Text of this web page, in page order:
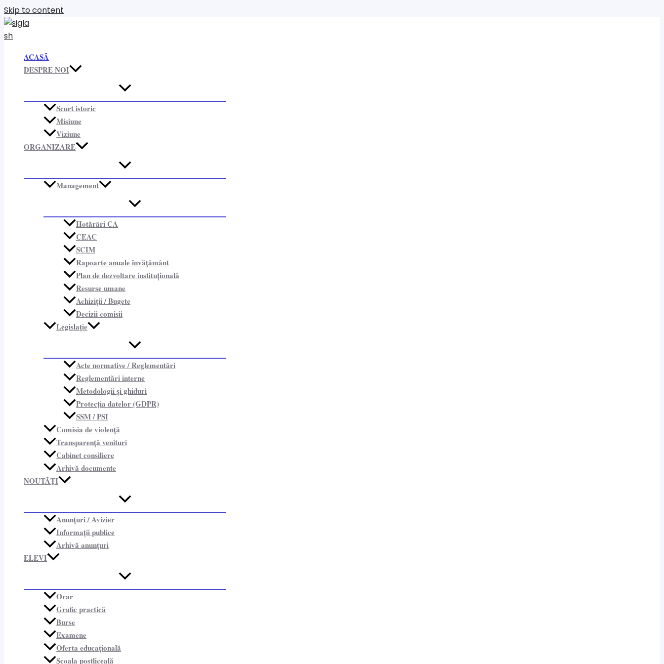
Skip to content
ACASĂ
DESPRE NOI
Scurt istoric
Misiune
Viziune
ORGANIZARE​
Management
Hotărâri CA
CEAC
SCIM
Rapoarte anuale învățământ
Plan de dezvoltare instituțională
Resurse umane
Achiziții / Bugete
Decizii comisii
Legislație
Acte normative / Reglementări
Reglementări interne
Metodologii și ghiduri
Protecția datelor (GDPR)
SSM / PSI
Comisia de violență
Transparență venituri
Cabinet consiliere​
Arhivă documente
NOUTĂȚI
Anunțuri / Avizier
Informații publice​
Arhivă anunțuri
ELEVI
Orar
Grafic practică
Burse
Examene
Oferta educațională
Școala postliceală